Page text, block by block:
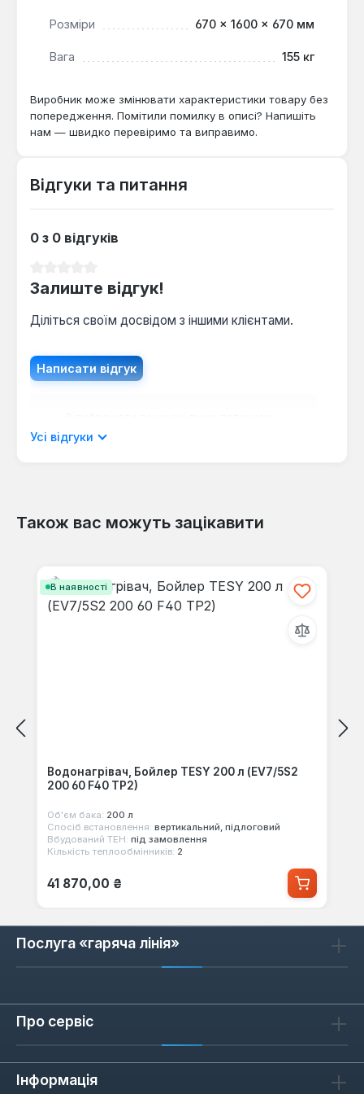
до 10 мм.
Водонагрівач Drazice OKC 300 NTRR/SOLAR SET є
гарячого водопостачання, особливо ефективним у
поєднанні з геліосистемами. Він підходить для
приватних будинків, готелів та інших об'єктів, де
рішення для підігріву води.
Розміри 670 × 1600 × 670 мм
Вага 155 кг
Виробник може змінювати характеристики товару без
попередження. Помітили помилку в описі? Напишіть
нам — швидко перевіримо та виправимо.
Відгуки та питання
0 з 0 відгуків
Залиште відгук!
Діліться своїм досвідом з іншими клієнтами.
Написати відгук
мовою.
Відгуків не знайдено. Поділіться
Усі відгуки
Також вас можуть зацікавити
В наявності
Водонагрівач, Бойлер TESY 200 л (EV7/5S2
200 60 F40 TP2)
Об'єм бака: 200 л
Спосіб встановлення: вертикальний, підлоговий
Вбудований ТЕН: під замовлення
Кількість теплообмінників: 2
Звичайна ціна:
41 870,00 ₴
Послуга «гаряча лінія»
Про сервіс
Інформація